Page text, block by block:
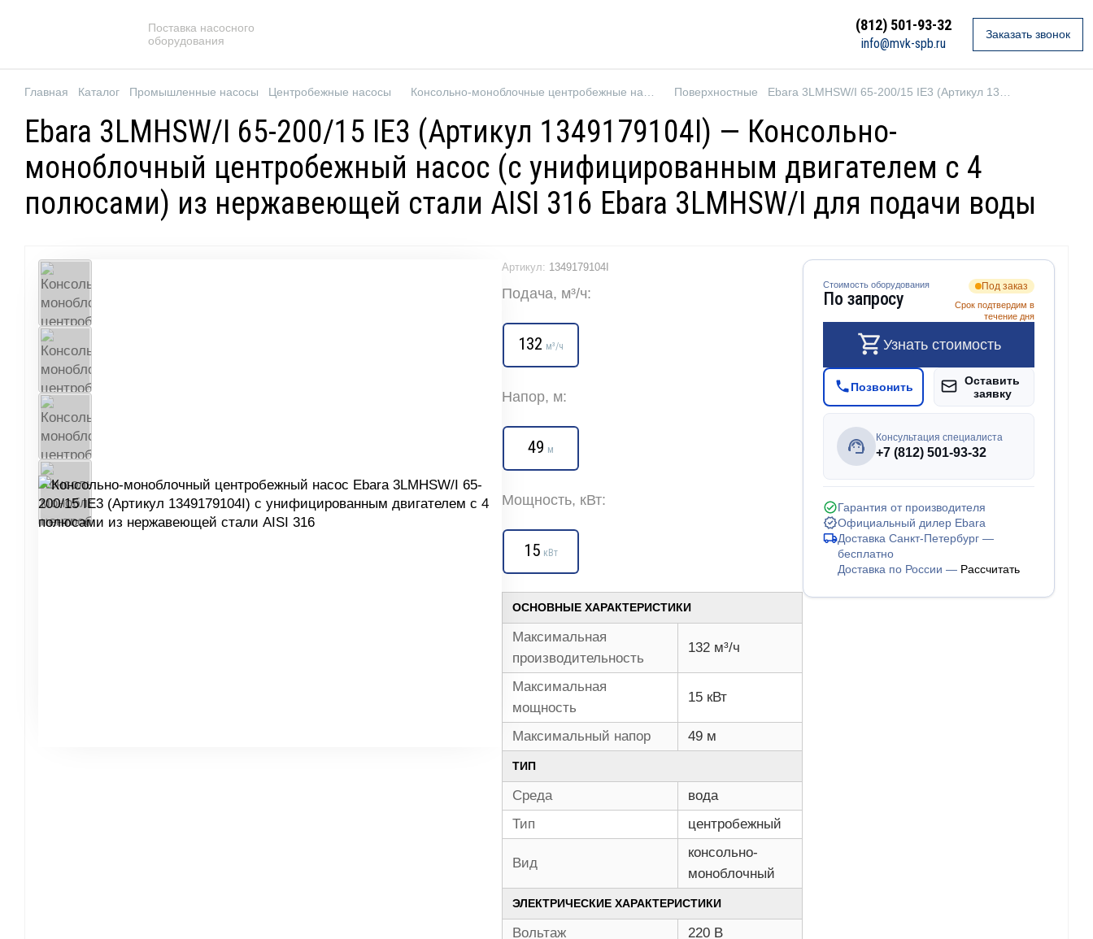
Поставка насосного
оборудования
(812) 501-93-32
info@mvk-spb.ru
Заказать звонок
Главная Каталог Промышленные насосы Центробежные насосы Поверхностные
Ebara 3LMHSW/I 65-200/15 IE3 (Артикул 1349179104I) — Консольно-
моноблочный центробежный насос (с унифицированным двигателем с 4
полюсами) из нержавеющей стали AISI 316 Ebara 3LMHSW/I для подачи воды
Артикул: 1349179104I
Подача, м³/ч:
132 м³/ч
Напор, м:
49 м
Мощность, кВт:
15 кВт
ОСНОВНЫЕ ХАРАКТЕРИСТИКИ
Максимальная
производительность
132 м³/ч
Максимальная
мощность
15 кВт
Максимальный напор 49 м
ТИП
Среда
вода
Тип
центробежный
Вид
консольно-
моноблочный
ЭЛЕКТРИЧЕСКИЕ ХАРАКТЕРИСТИКИ
Вольтаж 220 В
Стоимость оборудования
По запросу
Под заказ
Срок подтвердим в
течение дня
Узнать стоимость
Позвонить
Оставить
заявку
Консультация специалиста
+7 (812) 501-93-32
Гарантия от производителя
Официальный дилер Ebara
Доставка Санкт-Петербург —
бесплатно
Доставка по России — Рассчитать